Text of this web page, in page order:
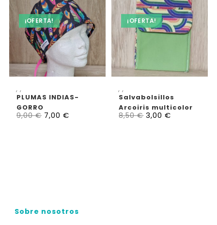
¡OFERTA!
, ,
PLUMAS INDIAS-
GORRO
9,00€ 7,00 €
¡OFERTA!
,,
Salvabolsillos
Arcoiris multicolor
8,50€ 3,00€
Sobre nosotros